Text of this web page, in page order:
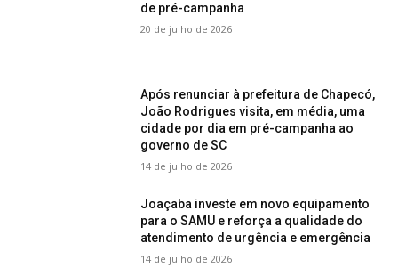
de pré-campanha
20 de julho de 2026
Após renunciar à prefeitura de Chapecó,
João Rodrigues visita, em média, uma
cidade por dia em pré-campanha ao
governo de SC
14 de julho de 2026
Joaçaba investe em novo equipamento
para o SAMU e reforça a qualidade do
atendimento de urgência e emergência
14 de julho de 2026